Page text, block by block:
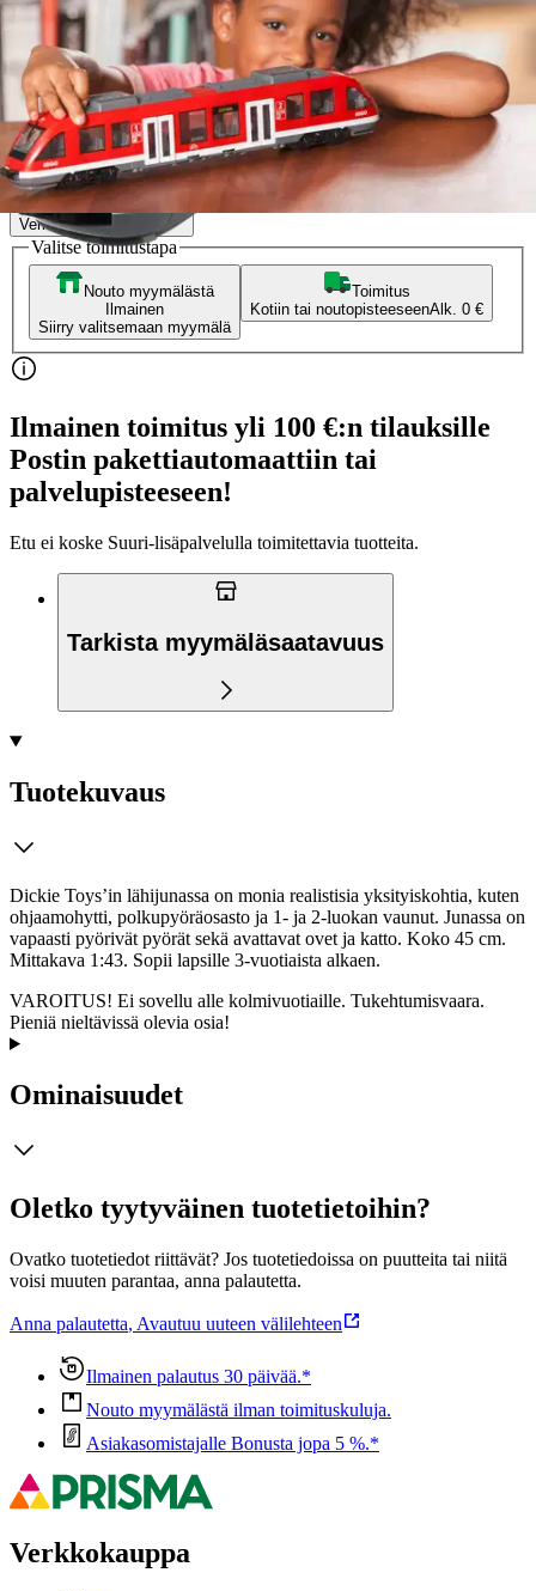
23,76 €
Asiakasomistajahinta
Hinta ilman S-Etukorttia: 27,95 €
Verkkokaupan hinta
Valitse toimitustapa
Nouto myymälästä
Ilmainen
Siirry valitsemaan myymälä
Toimitus
Kotiin tai noutopisteeseenAlk. 0 €
Ilmainen toimitus yli 100 €:n tilauksille
Postin pakettiautomaattiin tai
palvelupisteeseen!
Etu ei koske Suuri‑lisäpalvelulla toimitettavia tuotteita.
Tarkista myymäläsaatavuus
Tuotekuvaus
Dickie Toys’in lähijunassa on monia realistisia yksityiskohtia, kuten
ohjaamohytti, polkupyöräosasto ja 1- ja 2-luokan vaunut. Junassa on
vapaasti pyörivät pyörät sekä avattavat ovet ja katto. Koko 45 cm.
Mittakava 1:43. Sopii lapsille 3-vuotiaista alkaen.
VAROITUS! Ei sovellu alle kolmivuotiaille. Tukehtumisvaara.
Pieniä nieltävissä olevia osia!
Ominaisuudet
Oletko tyytyväinen tuotetietoihin?
Ovatko tuotetiedot riittävät? Jos tuotetiedoissa on puutteita tai niitä
voisi muuten parantaa, anna palautetta.
Anna palautetta, Avautuu uuteen välilehteen
Ilmainen palautus 30 päivää.*
Nouto myymälästä ilman toimituskuluja.
Asiakasomistajalle Bonusta jopa 5 %.*
Verkkokauppa